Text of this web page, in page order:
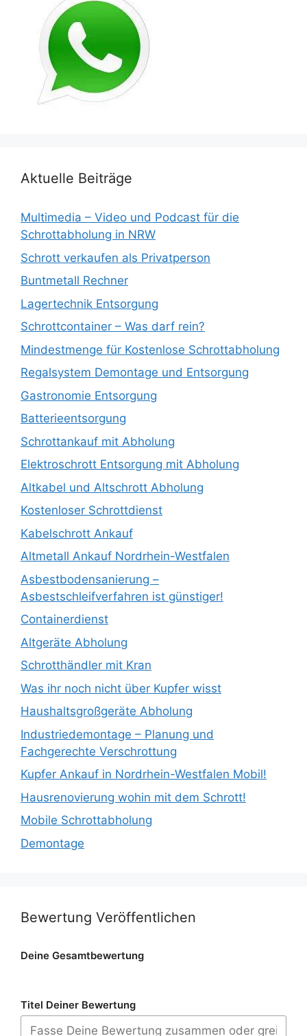
Aktuelle Beiträge
Multimedia – Video und Podcast für die
Schrottabholung in NRW
Schrott verkaufen als Privatperson
Buntmetall Rechner
Lagertechnik Entsorgung
Schrottcontainer – Was darf rein?
Mindestmenge für Kostenlose Schrottabholung
Regalsystem Demontage und Entsorgung
Gastronomie Entsorgung
Batterieentsorgung
Schrottankauf mit Abholung
Elektroschrott Entsorgung mit Abholung
Altkabel und Altschrott Abholung
Kostenloser Schrottdienst
Kabelschrott Ankauf
Altmetall Ankauf Nordrhein-Westfalen
Asbestbodensanierung –
Asbestschleifverfahren ist günstiger!
Containerdienst
Altgeräte Abholung
Schrotthändler mit Kran
Was ihr noch nicht über Kupfer wisst
Haushaltsgroßgeräte Abholung
Industriedemontage – Planung und
Fachgerechte Verschrottung
Kupfer Ankauf in Nordrhein-Westfalen Mobil!
Hausrenovierung wohin mit dem Schrott!
Mobile Schrottabholung
Demontage
Bewertung Veröffentlichen
Deine Gesamtbewertung
Titel Deiner Bewertung